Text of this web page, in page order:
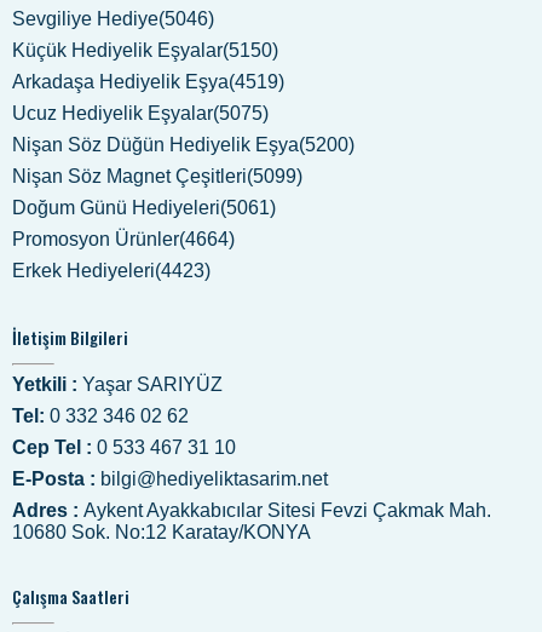
Sevgiliye Hediye(5046)
Küçük Hediyelik Eşyalar(5150)
Arkadaşa Hediyelik Eşya(4519)
Ucuz Hediyelik Eşyalar(5075)
Nişan Söz Düğün Hediyelik Eşya(5200)
Nişan Söz Magnet Çeşitleri(5099)
Doğum Günü Hediyeleri(5061)
Promosyon Ürünler(4664)
Erkek Hediyeleri(4423)
İletişim Bilgileri
Yetkili : Yaşar SARIYÜZ
Tel: 0 332 346 02 62
Cep Tel : 0 533 467 31 10
E-Posta : bilgi@hediyeliktasarim.net
Adres : Aykent Ayakkabıcılar Sitesi Fevzi Çakmak Mah.
10680 Sok. No:12 Karatay/KONYA
Çalışma Saatleri